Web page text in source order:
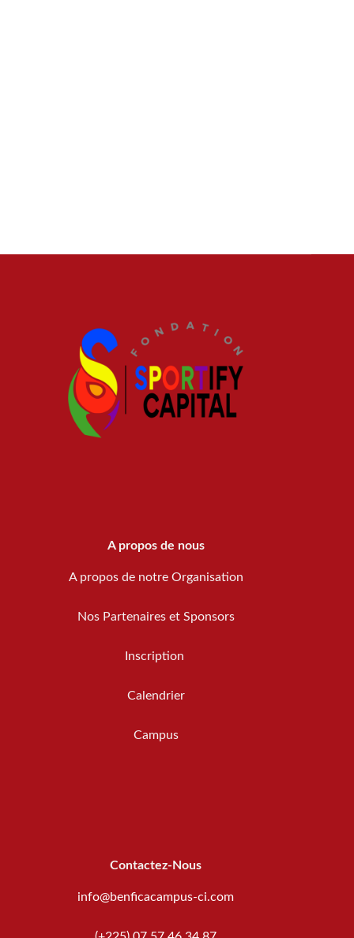
A propos de nous
A propos de notre Organisation
Nos Partenaires et Sponsors
Inscription
Calendrier
Campus
Contactez-Nous
info@benficacampus-ci.com